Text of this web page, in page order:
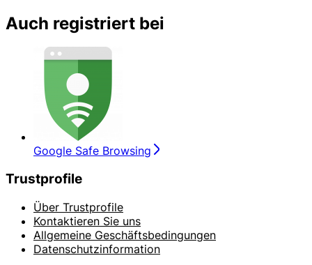
Auch registriert bei
Google Safe Browsing
Trustprofile
Über Trustprofile
Kontaktieren Sie uns
Allgemeine Geschäftsbedingungen
Datenschutzinformation